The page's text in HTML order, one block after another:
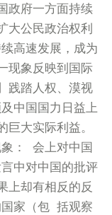
政府一方面持续
大公民政治权利
高速发展，成为
现象反映到国际
践踏人权、漠视
中国国力日益上
大实际利益。
： 会上对中国
中对中国的批评
上却有相反的反
家（包 括观察